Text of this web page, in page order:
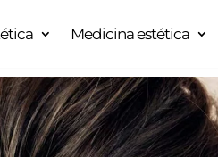
Medicina estética